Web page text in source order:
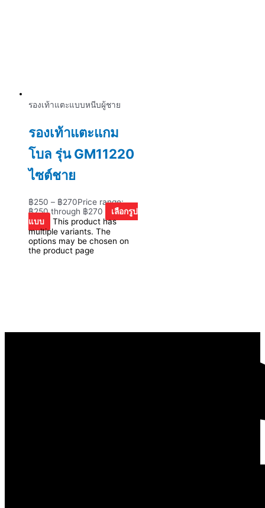
รองเท้าแตะแบบหนีบผู้ชาย
รองเท้าแตะแกม
โบล รุ่น GM11220
ไซต์ชาย
฿250 – ฿270Price range:
฿250 through ฿270
เลือกรูป
แบบ
This product has
multiple variants. The
options may be chosen on
the product page